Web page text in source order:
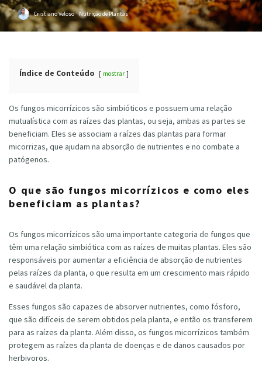
Cristiano Veloso · Nutrição de Plantas
Índice de Conteúdo mostrar
Os fungos micorrízicos são simbióticos e possuem uma relação
mutualística com as raízes das plantas, ou seja, ambas as partes se
beneficiam. Eles se associam a raízes das plantas para formar
micorrizas, que ajudam na absorção de nutrientes e no combate a
patógenos.
O que são fungos micorrízicos e como eles
beneficiam as plantas?
Os fungos micorrízicos são uma importante categoria de fungos que
têm uma relação simbiótica com as raízes de muitas plantas. Eles são
responsáveis por aumentar a eficiência de absorção de nutrientes
pelas raízes da planta, o que resulta em um crescimento mais rápido
e saudável da planta.
Esses fungos são capazes de absorver nutrientes, como fósforo,
que são difíceis de serem obtidos pela planta, e então os transferem
para as raízes da planta. Além disso, os fungos micorrízicos também
protegem as raízes da planta de doenças e de danos causados por
herbivoros.